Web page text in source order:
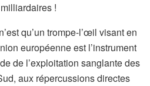
!
qu’un trompe-l’œil visant en
européenne est l’instrument
de l’exploitation sanglante des
aux répercussions directes